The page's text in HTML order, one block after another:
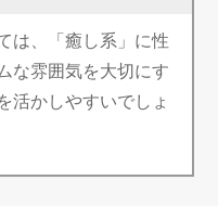
は、「癒し系」に性
な雰囲気を大切にす
活かしやすいでしょ